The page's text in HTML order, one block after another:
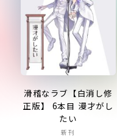
滑稽なラブ【白消し修
正版】 6本目 漫才がし
たい
新刊